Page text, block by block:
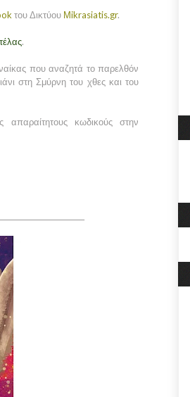
του Δικτύου Μikrasiatis.gr.
.
που αναζητά το παρελθόν
στη Σμύρνη του χθες και του
κωδικούς στην